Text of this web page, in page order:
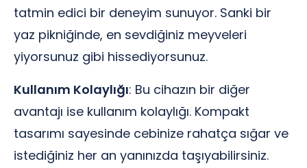
tatmin edici bir deneyim sunuyor. Sanki bir
yaz pikniğinde, en sevdiğiniz meyveleri
yiyorsunuz gibi hissediyorsunuz.
Kullanım Kolaylığı: Bu cihazın bir diğer
avantajı ise kullanım kolaylığı. Kompakt
tasarımı sayesinde cebinize rahatça sığar ve
istediğiniz her an yanınızda taşıyabilirsiniz.